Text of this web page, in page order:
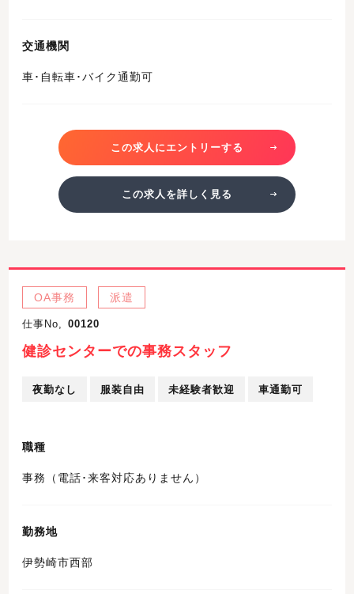
交通機関
車･自転車･バイク通勤可
この求人にエントリーする
この求人を詳しく見る
OA事務 派遣
仕事No, 00120
健診センターでの事務スタッフ
夜勤なし 服装自由 未経験者歓迎 車通勤可
職種
事務（電話･来客対応ありません）
勤務地
伊勢崎市西部